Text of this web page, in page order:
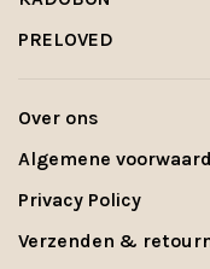
PRELOVED
Over ons
Algemene
Privacy Policy
Verzenden &